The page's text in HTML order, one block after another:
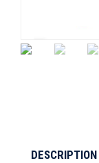
DESCRIPTION